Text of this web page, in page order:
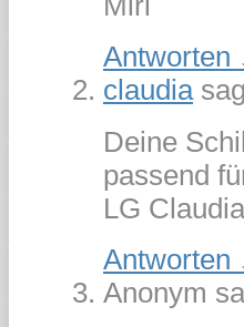
Antworten
claudia
Deine
passend
LG Claudia
Antworten
Anonym